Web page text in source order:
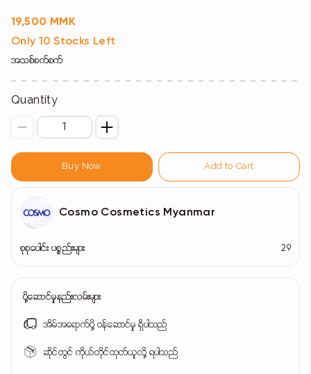
19,500 MMK
Only 10 Stocks Left
အသစ်စက်စက်
Quantity
Buy Now Add to Cart
Cosmo Cosmetics Myanmar
စုစုပေါင်း ပစ္စည်းများ 29
ပို့ဆောင်မှုနည်းလမ်းများ
အိမ်အရောက်ပို့ ဝန်ဆောင်မှု ရှိပါသည်
ဆိုင်တွင် ကိုယ်တိုင်ထုတ်ယူလို့ ရပါသည်